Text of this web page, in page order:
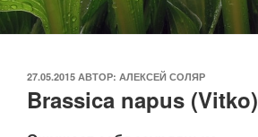
ОПУБЛИКОВАНО
27.05.2015 АВТОР: АЛЕКСЕЙ СОЛЯР
Brassica napus (Vitko)